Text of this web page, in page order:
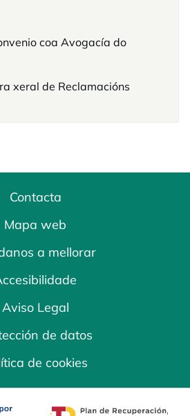
coa Avogacía do
xeral de Reclamacións
Contacta
Mapa web
a mellorar
Aviso Legal
de datos
de cookies
a new tab opens in a new